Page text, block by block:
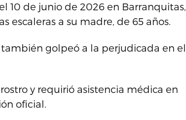
10 de junio de 2026 en Barranquitas,
a su madre, de 65 años.
golpeó a la perjudicada en el
y requirió asistencia médica en
oficial.